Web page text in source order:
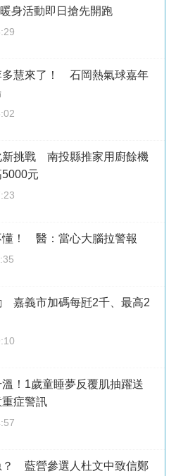
身活動即日搶先開跑
多慧來了！ 石岡熱氣球嘉年
新挑戰 南投縣推家用廚餘機
5000元
懂！ 醫：當心大腦拉警報
嘉義市加碼每瓩2千、最高2
！1歲童睡夢反覆肌抽躍送
症警訊
？ 藍營參選人杜文中致信鄭